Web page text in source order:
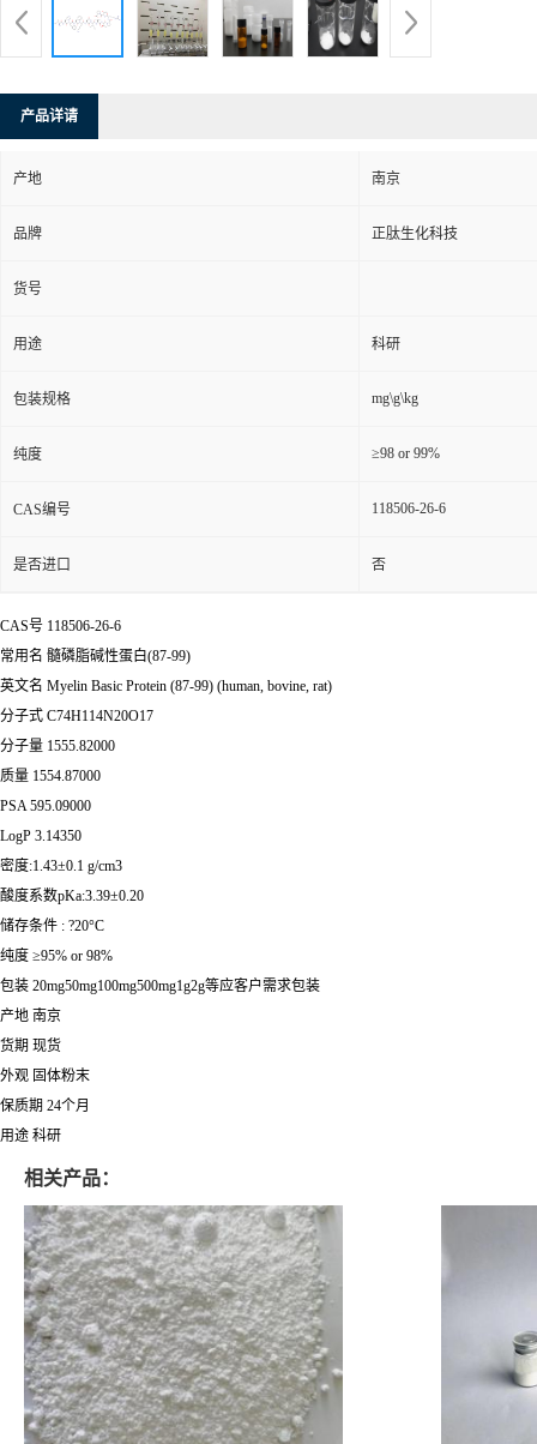
产品详请
产地 南京
品牌 正肽生化科技
货号
用途 科研
包装规格 mg\g\kg
纯度 ≥98 or 99%
CAS编号 118506-26-6
是否进口 否
CAS号 118506-26-6
常用名 髓磷脂碱性蛋白(87-99)
英文名 Myelin Basic Protein (87-99) (human, bovine, rat)
分子式 C74H114N20O17
分子量 1555.82000
质量 1554.87000
PSA 595.09000
LogP 3.14350
密度:1.43±0.1 g/cm3
酸度系数pKa:3.39±0.20
储存条件 : ?20°C
纯度 ≥95% or 98%
包装 20mg50mg100mg500mg1g2g等应客户需求包装
产地 南京
货期 现货
外观 固体粉末
保质期 24个月
用途 科研
相关产品：